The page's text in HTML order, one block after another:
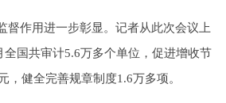
作用进一步彰显。记者从此次会议上
全国共审计5.6万多个单位，促进增收节
，健全完善规章制度1.6万多项。